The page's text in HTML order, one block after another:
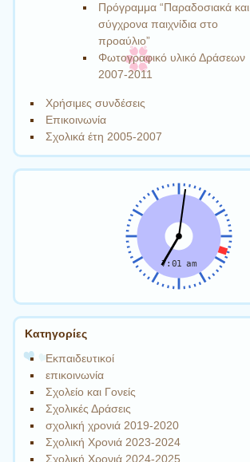
Πρόγραμμα “Παραδοσιακά και
σύγχρονα παιχνίδια στο
προαύλιο”
Φωτογραφικό υλικό Δράσεων
2007-2011
Χρήσιμες συνδέσεις
Επικοινωνία
Σχολικά έτη 2005-2007
Kατηγορίες
Εκπαιδευτικοί
επικοινωνία
Σχολείο και Γονείς
Σχολικές Δράσεις
σχολική χρονιά 2019-2020
Σχολική Χρονιά 2023-2024
Σχολική Χρονιά 2024-2025